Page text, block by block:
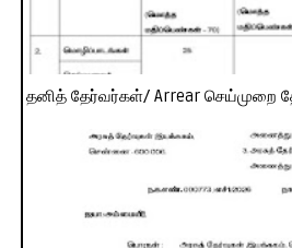
தனித் தேர்வர்கள்/ Arrear செய்முறை